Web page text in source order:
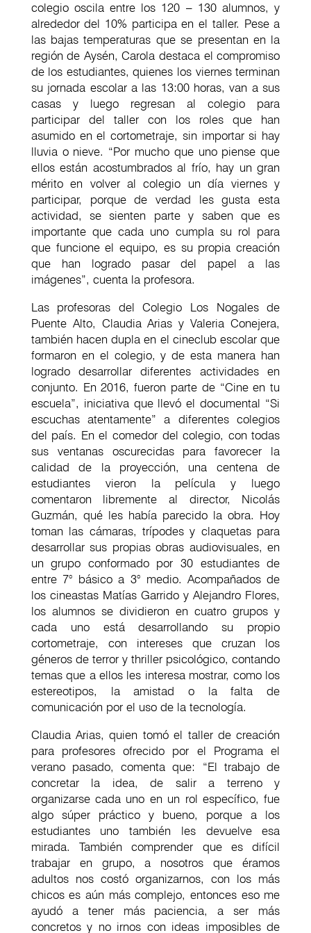
colegio oscila entre los 120 – 130 alumnos, y
alrededor del 10% participa en el taller. Pese a
las bajas temperaturas que se presentan en la
región de Aysén, Carola destaca el compromiso
de los estudiantes, quienes los viernes terminan
su jornada escolar a las 13:00 horas, van a sus
casas y luego regresan al colegio para
participar del taller con los roles que han
asumido en el cortometraje, sin importar si hay
lluvia o nieve. “Por mucho que uno piense que
ellos están acostumbrados al frío, hay un gran
mérito en volver al colegio un día viernes y
participar, porque de verdad les gusta esta
actividad, se sienten parte y saben que es
importante que cada uno cumpla su rol para
que funcione el equipo, es su propia creación
que han logrado pasar del papel a las
imágenes”, cuenta la profesora.
Las profesoras del Colegio Los Nogales de
Puente Alto, Claudia Arias y Valeria Conejera,
también hacen dupla en el cineclub escolar que
formaron en el colegio, y de esta manera han
logrado desarrollar diferentes actividades en
conjunto. En 2016, fueron parte de “Cine en tu
escuela”, iniciativa que llevó el documental “Si
escuchas atentamente” a diferentes colegios
del país. En el comedor del colegio, con todas
sus ventanas oscurecidas para favorecer la
calidad de la proyección, una centena de
estudiantes vieron la película y luego
comentaron libremente al director, Nicolás
Guzmán, qué les había parecido la obra. Hoy
toman las cámaras, trípodes y claquetas para
desarrollar sus propias obras audiovisuales, en
un grupo conformado por 30 estudiantes de
entre 7° básico a 3° medio. Acompañados de
los cineastas Matías Garrido y Alejandro Flores,
los alumnos se dividieron en cuatro grupos y
cada uno está desarrollando su propio
cortometraje, con intereses que cruzan los
géneros de terror y thriller psicológico, contando
temas que a ellos les interesa mostrar, como los
estereotipos, la amistad o la falta de
comunicación por el uso de la tecnología.
Claudia Arias, quien tomó el taller de creación
para profesores ofrecido por el Programa el
verano pasado, comenta que: “El trabajo de
concretar la idea, de salir a terreno y
organizarse cada uno en un rol específico, fue
algo súper práctico y bueno, porque a los
estudiantes uno también les devuelve esa
mirada. También comprender que es difícil
trabajar en grupo, a nosotros que éramos
adultos nos costó organizarnos, con los más
chicos es aún más complejo, entonces eso me
ayudó a tener más paciencia, a ser más
concretos y no irnos con ideas imposibles de